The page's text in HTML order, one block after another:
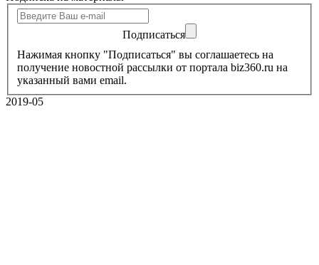
Подписаться
Нажимая кнопку "Подписаться" вы соглашаетесь на
получение новостной рассылки от портала biz360.ru на
указанный вами email.
2019-05